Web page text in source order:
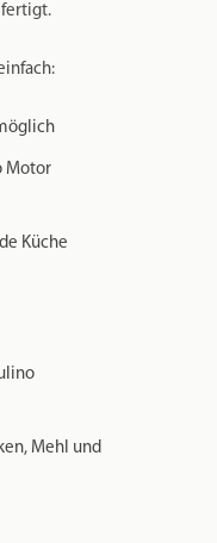
Motor
Küche
Mehl und